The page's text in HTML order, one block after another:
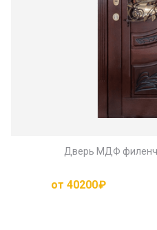
Дверь МДФ
от 40200₽